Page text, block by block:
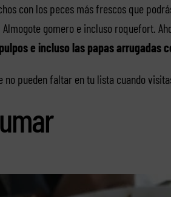
con los peces más frescos que
gomero e incluso roquefort.
e incluso las papas arrugadas
no pueden faltar en tu lista cuando